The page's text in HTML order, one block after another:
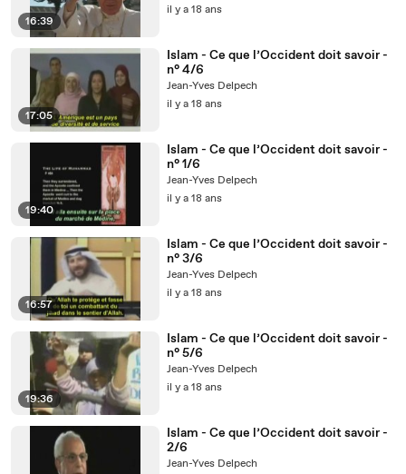
16:39
il y a 18 ans
17:05
Islam - Ce que l’Occident doit savoir -
n° 4/6
Jean-Yves Delpech
il y a 18 ans
19:40
Islam - Ce que l’Occident doit savoir -
n° 1/6
Jean-Yves Delpech
il y a 18 ans
16:57
Islam - Ce que l’Occident doit savoir -
n° 3/6
Jean-Yves Delpech
il y a 18 ans
19:36
Islam - Ce que l’Occident doit savoir -
n° 5/6
Jean-Yves Delpech
il y a 18 ans
Islam - Ce que l’Occident doit savoir -
2/6
Jean-Yves Delpech